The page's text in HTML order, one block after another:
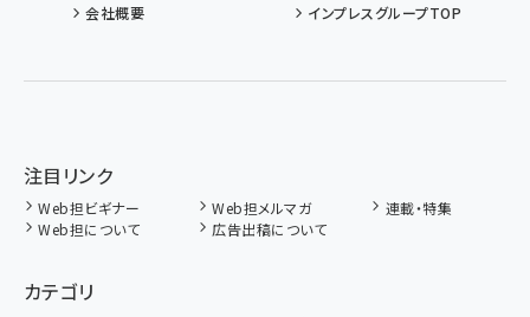
会社概要
インプレスグループTOP
注目リンク
Web担ビギナー Web担メルマガ
連載・特集
Web担について
広告出稿について
カテゴリ